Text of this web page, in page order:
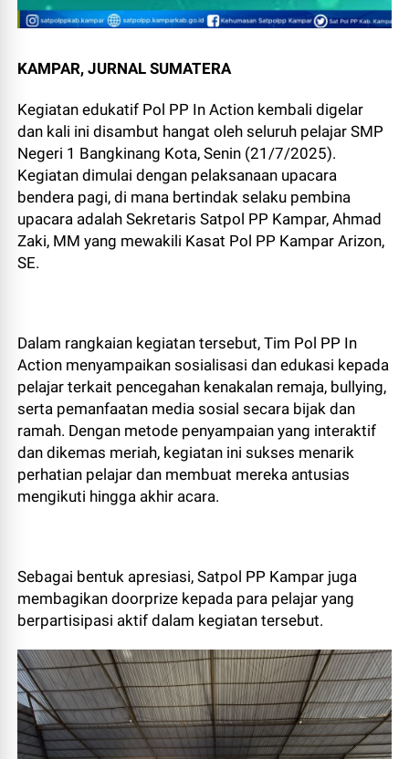
KAMPAR, JURNAL SUMATERA
Kegiatan edukatif Pol PP In Action kembali digelar
dan kali ini disambut hangat oleh seluruh pelajar SMP
Negeri 1 Bangkinang Kota, Senin (21/7/2025).
Kegiatan dimulai dengan pelaksanaan upacara
bendera pagi, di mana bertindak selaku pembina
upacara adalah Sekretaris Satpol PP Kampar, Ahmad
Zaki, MM yang mewakili Kasat Pol PP Kampar Arizon,
SE.
Dalam rangkaian kegiatan tersebut, Tim Pol PP In
Action menyampaikan sosialisasi dan edukasi kepada
pelajar terkait pencegahan kenakalan remaja, bullying,
serta pemanfaatan media sosial secara bijak dan
ramah. Dengan metode penyampaian yang interaktif
dan dikemas meriah, kegiatan ini sukses menarik
perhatian pelajar dan membuat mereka antusias
mengikuti hingga akhir acara.
Sebagai bentuk apresiasi, Satpol PP Kampar juga
membagikan doorprize kepada para pelajar yang
berpartisipasi aktif dalam kegiatan tersebut.